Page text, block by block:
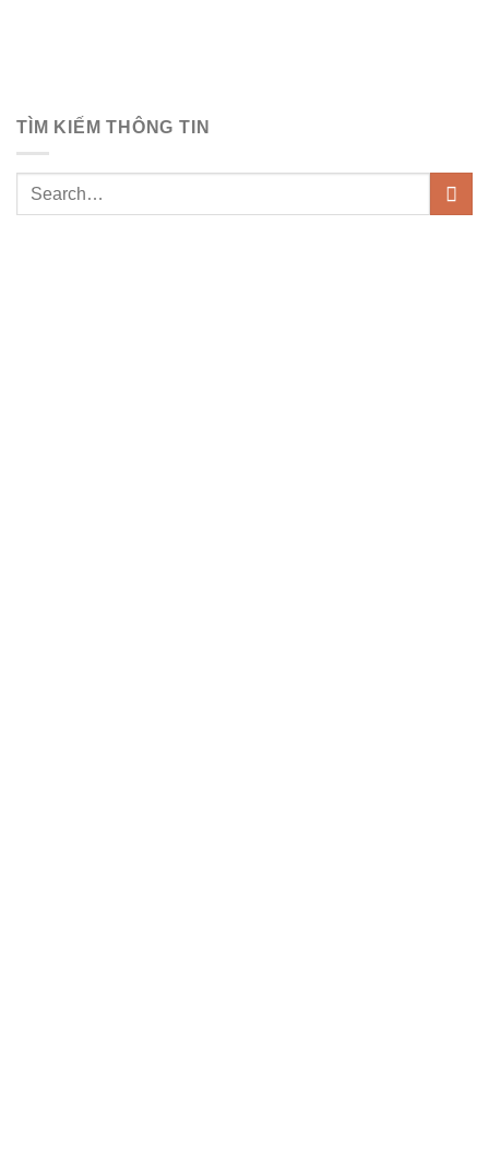
TÌM KIẾM THÔNG TIN